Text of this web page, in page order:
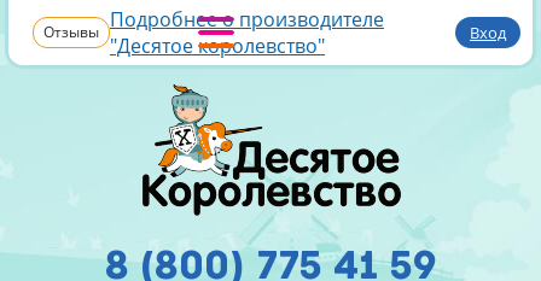
Отзывы Подробнее о производителе
"Десятое королевство"
Вход
8 (800) 775 41 59